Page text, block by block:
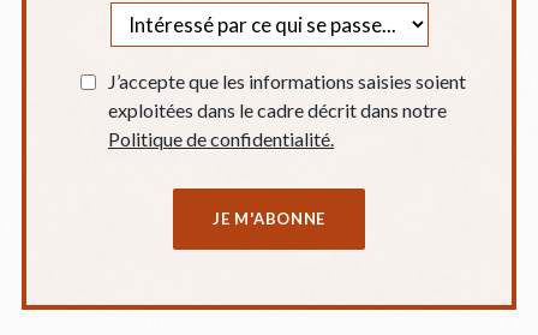
J’accepte que les informations saisies soient
exploitées dans le cadre décrit dans notre
Politique de confidentialité.